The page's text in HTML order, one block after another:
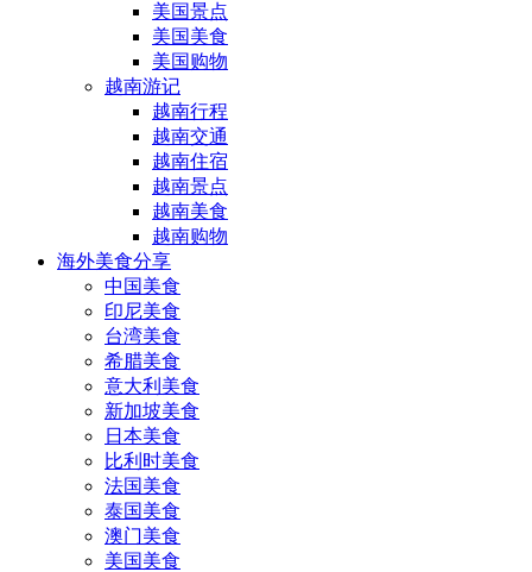
美国景点
美国美食
美国购物
越南游记
越南行程
越南交通
越南住宿
越南景点
越南美食
越南购物
海外美食分享
中国美食
印尼美食
台湾美食
希腊美食
意大利美食
新加坡美食
日本美食
比利时美食
法国美食
泰国美食
澳门美食
美国美食